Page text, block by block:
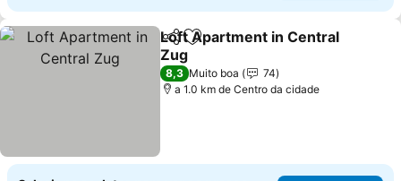
PartilharAdicionar aos favoritos
Loft Apartment in Central
Zug
Ver preços
8,3 Muito boa
74
a 1.0 km de Centro da cidade